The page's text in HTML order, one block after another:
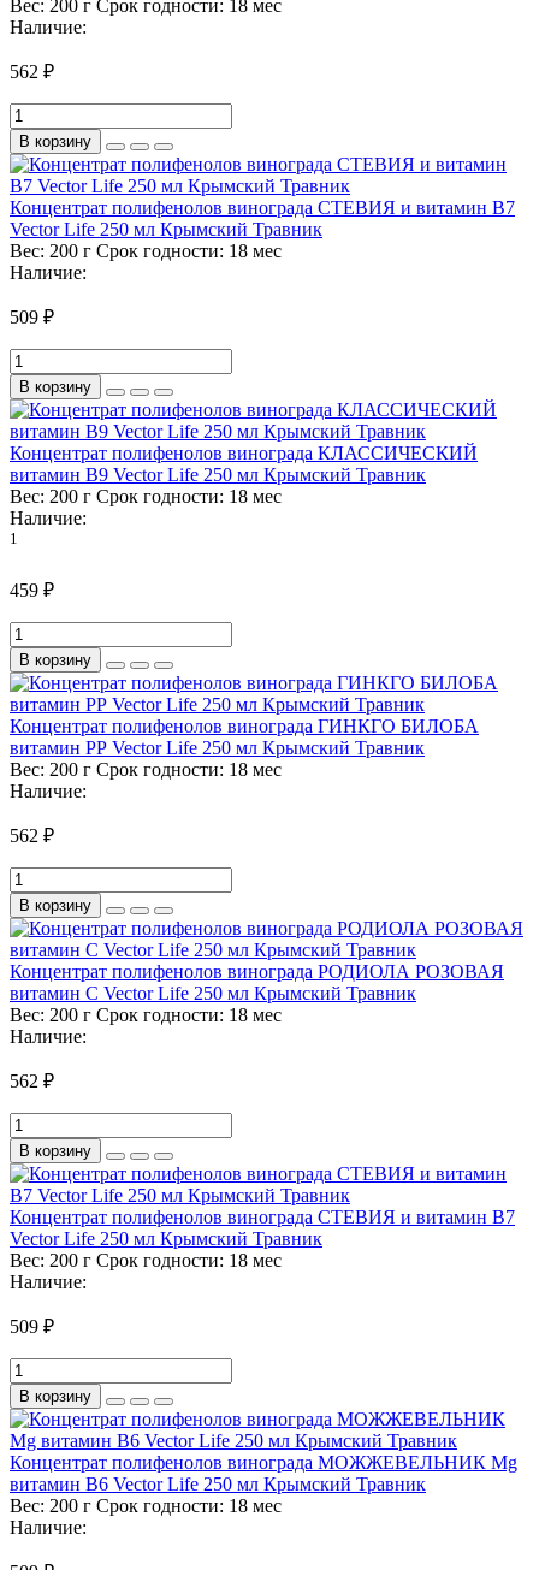
Вес: 200 г Срок годности: 18 мес
Наличие:
562 ₽
В корзину
Концентрат полифенолов винограда СТЕВИЯ и витамин В7
Vector Life 250 мл Крымский Травник
Вес: 200 г Срок годности: 18 мес
Наличие:
509 ₽
В корзину
Концентрат полифенолов винограда КЛАССИЧЕСКИЙ
витамин B9 Vector Life 250 мл Крымский Травник
Вес: 200 г Срок годности: 18 мес
Наличие:
1
459 ₽
В корзину
Концентрат полифенолов винограда ГИНКГО БИЛОБА
витамин РР Vector Life 250 мл Крымский Травник
Вес: 200 г Срок годности: 18 мес
Наличие:
562 ₽
В корзину
Концентрат полифенолов винограда РОДИОЛА РОЗОВАЯ
витамин С Vector Life 250 мл Крымский Травник
Вес: 200 г Срок годности: 18 мес
Наличие:
562 ₽
В корзину
Концентрат полифенолов винограда СТЕВИЯ и витамин В7
Vector Life 250 мл Крымский Травник
Вес: 200 г Срок годности: 18 мес
Наличие:
509 ₽
В корзину
Концентрат полифенолов винограда МОЖЖЕВЕЛЬНИК Mg
витамин B6 Vector Life 250 мл Крымский Травник
Вес: 200 г Срок годности: 18 мес
Наличие: